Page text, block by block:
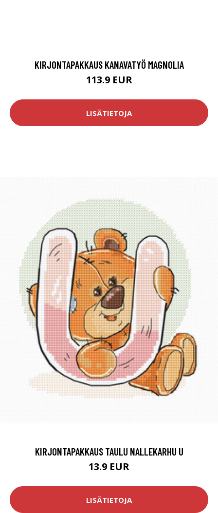
KIRJONTAPAKKAUS KANAVATYÖ MAGNOLIA
113.9 EUR
LISÄTIETOJA
KIRJONTAPAKKAUS TAULU NALLEKARHU U
13.9 EUR
LISÄTIETOJA